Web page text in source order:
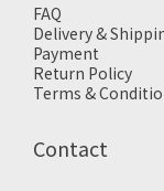
FAQ
Delivery &
Payment
Return Policy
Terms &
Contact